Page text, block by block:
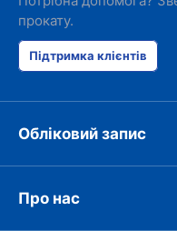
прокату.
Підтримка клієнтів
Обліковий запис
Про нас